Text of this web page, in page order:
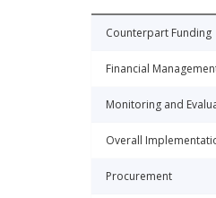
Counterpart Funding
Financial
Monitoring and
Overall
Procurement